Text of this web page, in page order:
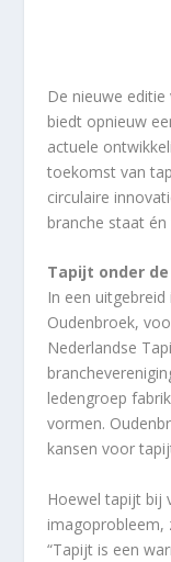
De nieuwe editie
biedt opnieuw
actuele
toekomst van
circulaire
branche staat
Tapijt onder
In een
Oudenbroek,
Nederlandse
ledengroep
vormen.
kansen voor
Hoewel tapijt bij
imagoprobleem,
“Tapijt is een